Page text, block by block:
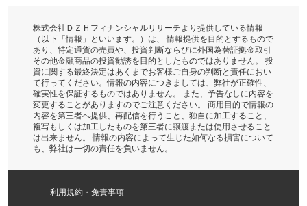
株式会社ＤＺＨフィナンシャルリサーチより提供している情報
（以下「情報」といいます。）は、 情報提供を目的とするもので
あり、特定通貨の売買や、投資判断ならびに外国為替証拠金取引
その他金融商品の投資勧誘を目的としたものではありません。 投
資に関する最終決定はあくまでお客様ご自身の判断と責任におい
て行ってください。情報の内容につきましては、弊社が正確性、
確実性を保証するものではありません。 また、予告なしに内容を
変更することがありますのでご注意ください。 商用目的で情報の
内容を第三者へ提供、再配信を行うこと、独自に加工すること、
複写もしくは加工したものを第三者に譲渡または使用させること
は出来ません。 情報の内容によって生じた如何なる損害について
も、弊社は一切の責任を負いません。
利用規約・免責事項